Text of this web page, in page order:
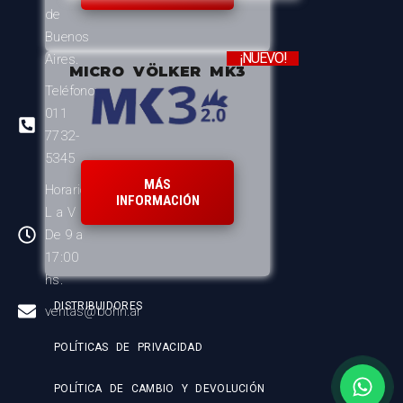
de
Buenos
Aires.
Teléfono:
011
7732-
5345
Horario:
L a V
De 9 a
17:00
hs.
ventas@bohn.ar
MICRO VÖLKER MK3
¡NUEVO!
MÁS
INFORMACIÓN
DISTRIBUIDORES
POLÍTICAS DE PRIVACIDAD
POLÍTICA DE CAMBIO Y DEVOLUCIÓN